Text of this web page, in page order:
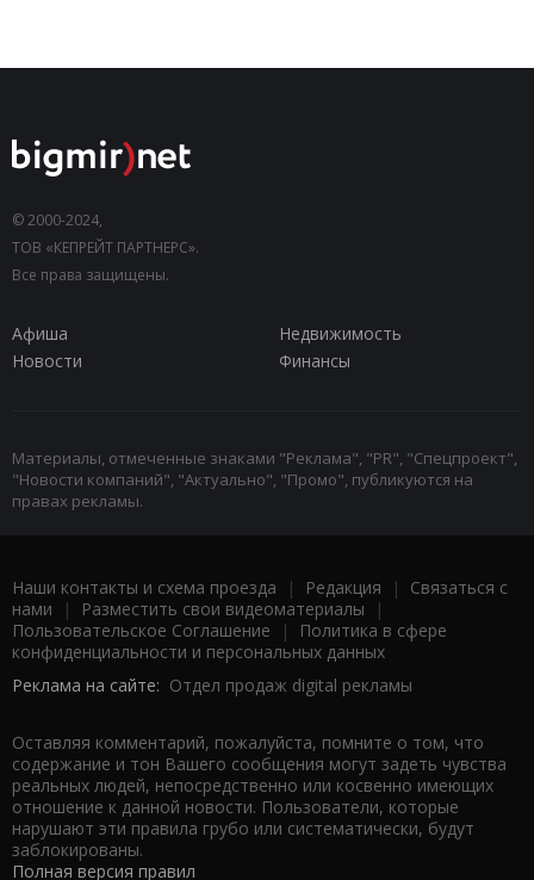
© 2000-2024,
ТОВ «КЕПРЕЙТ ПАРТНЕРС».
Все права защищены.
Афиша
Недвижимость
Новости
Финансы
Материалы, отмеченные знаками "Реклама", "PR", "Спецпроект",
"Новости компаний", "Актуально", "Промо", публикуются на
правах рекламы.
Наши контакты и схема проезда | Редакция | Связаться с
нами | Разместить свои видеоматериалы |
Пользовательское Соглашение |
Политика в сфере
конфиденциальности и персональных данных
Реклама на сайте: Отдел продаж digital рекламы
Оставляя комментарий, пожалуйста, помните о том, что
содержание и тон Вашего сообщения могут задеть чувства
реальных людей, непосредственно или косвенно имеющих
отношение к данной новости. Пользователи, которые
нарушают эти правила грубо или систематически, будут
заблокированы.
Полная версия правил